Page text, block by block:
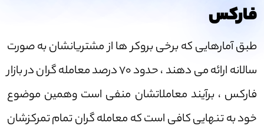
فارکس
طبق آمارهایی که برخی بروکر ها از مشتریانشان به صورت
سالانه ارائه می دهند ، حدود 70 درصد معامله گران در بازار
فارکس ، برآیند معاملاتشان منفی است وهمین موضوع
خود به تنهایی کافی است که معامله گران تمام تمرکزشان